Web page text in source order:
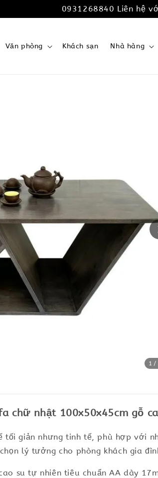
0931268840 Liên hệ
Văn phòng Khách sạn Nhà hàng
1 /
chữ nhật 100x50x45cm gỗ
tối giản nhưng tinh tế, phù hợp với
lý tưởng cho phòng khách gia
su tự nhiên tiêu chuẩn AA dày